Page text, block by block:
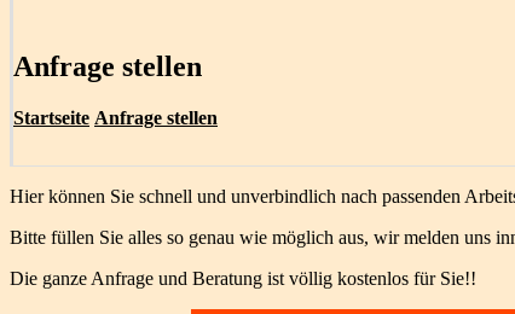
Anfrage stellen
Startseite Anfrage stellen
Hier können Sie schnell und unverbindlich nach passenden
Bitte füllen Sie alles so genau wie möglich aus, wir melden uns
Die ganze Anfrage und Beratung ist völlig kostenlos für Sie!!